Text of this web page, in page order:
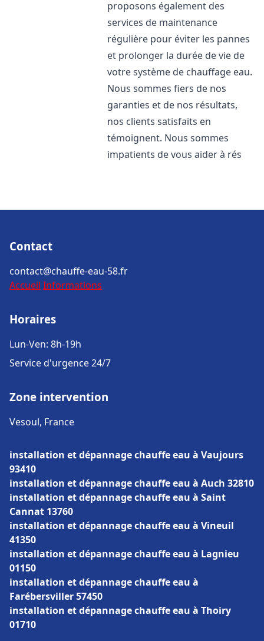
proposons également des
services de maintenance
régulière pour éviter les pannes
et prolonger la durée de vie de
votre système de chauffage eau.
Nous sommes fiers de nos
garanties et de nos résultats,
nos clients satisfaits en
témoignent. Nous sommes
impatients de vous aider à rés
Contact
contact@chauffe-eau-58.fr
Accueil Informations
Horaires
Lun-Ven: 8h-19h
Service d'urgence 24/7
Zone intervention
Vesoul, France
installation et dépannage chauffe eau à Vaujours
93410
installation et dépannage chauffe eau à Auch 32810
installation et dépannage chauffe eau à Saint
Cannat 13760
installation et dépannage chauffe eau à Vineuil
41350
installation et dépannage chauffe eau à Lagnieu
01150
installation et dépannage chauffe eau à
Farébersviller 57450
installation et dépannage chauffe eau à Thoiry
01710